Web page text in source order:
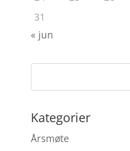
31
« jun
Kategorier
Årsmøte